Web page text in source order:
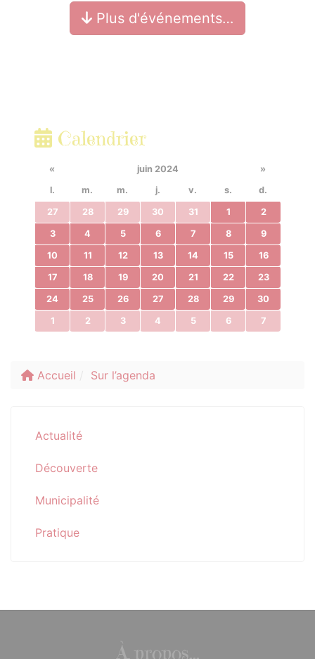
Plus d'événements…
Calendrier
« juin 2024
»
l.
m. m. j. v. s. d.
27 28 29 30 31 1 2
3 4 5 6 7 8 9
10 11 12 13 14 15 16
17 18 19 20 21 22 23
24 25 26 27 28 29 30
1 2 3 4 5 6 7
Accueil Sur l’agenda
Actualité
Découverte
Municipalité
Pratique
À propos...